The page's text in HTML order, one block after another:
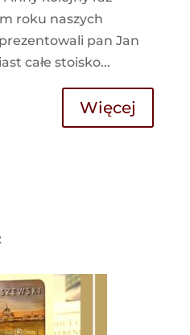
roku naszych
pan Jan
całe stoisko...
Więcej